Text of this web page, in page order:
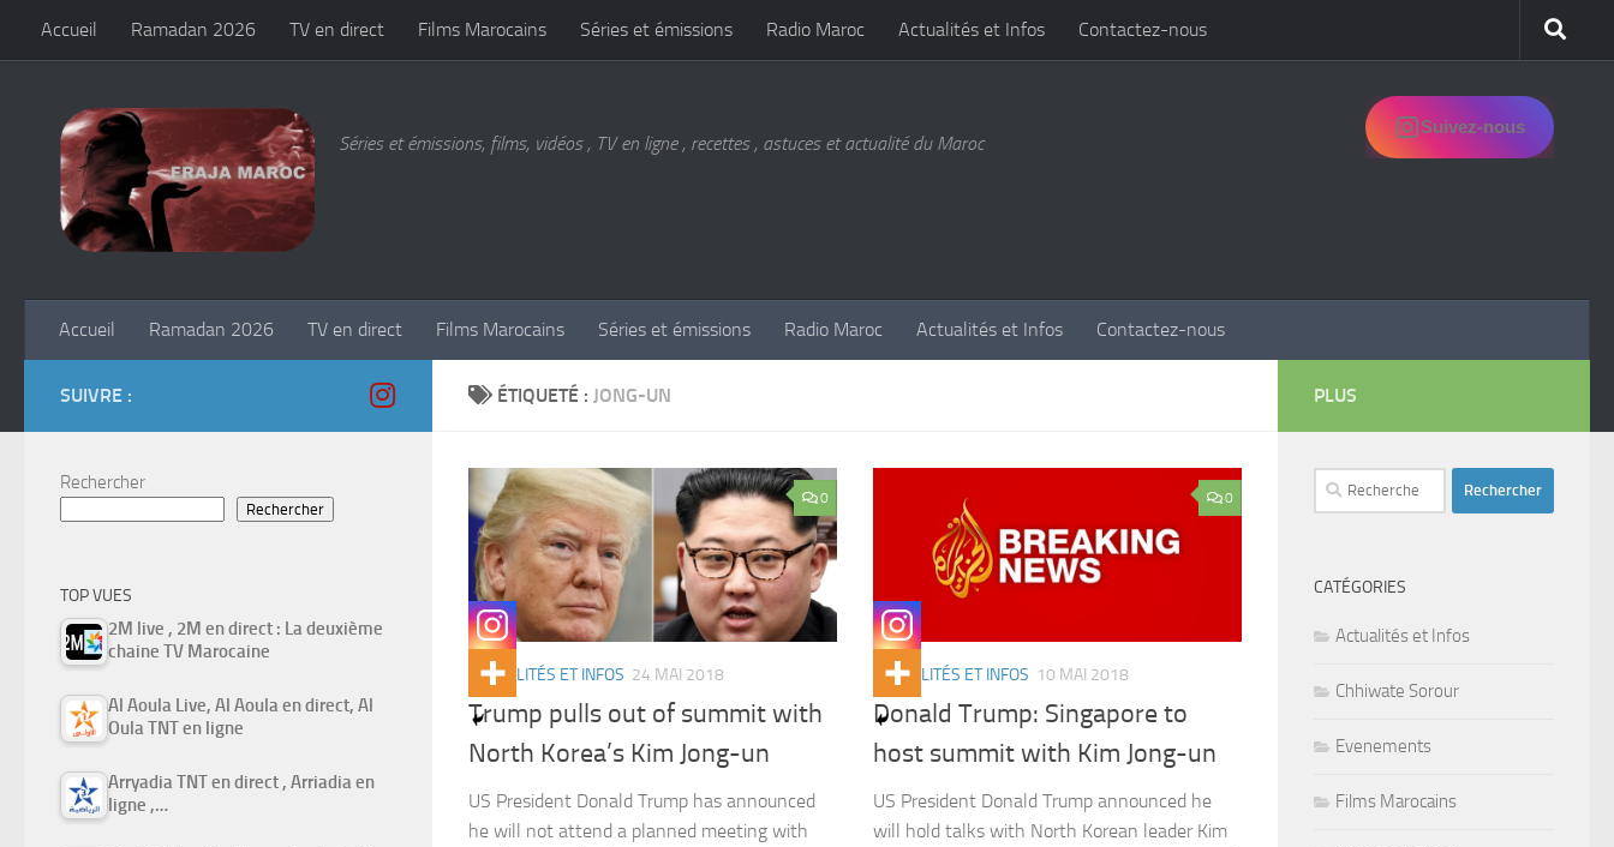
Skip to content
Accueil Ramadan 2026 TV en direct Films Marocains Séries et émissions Radio Maroc Actualités et Infos Contactez-nous
Séries et émissions, films, vidéos , TV en ligne , recettes , astuces et actualité du Maroc
Suivez-nous
Accueil Ramadan 2026 TV en direct Films Marocains Séries et émissions Radio Maroc Actualités et Infos Contactez-nous
ÉTIQUETÉ : JONG-UN
0
ACTUALITÉS ET INFOS 24 MAI 2018
Trump pulls out of summit with
North Korea’s Kim Jong-un
US President Donald Trump has announced
he will not attend a planned meeting with
0
ACTUALITÉS ET INFOS 10 MAI 2018
Donald Trump: Singapore to
host summit with Kim Jong-un
US President Donald Trump announced he
will hold talks with North Korean leader Kim
SUIVRE :
Rechercher
Rechercher
TOP VUES
2M live , 2M en direct : La deuxième
chaine TV Marocaine
Al Aoula Live, Al Aoula en direct, Al
Oula TNT en ligne
Arryadia TNT en direct , Arriadia en
ligne ,…
PLUS
Rechercher :
CATÉGORIES
Actualités et Infos
Chhiwate Sorour
Evenements
Films Marocains